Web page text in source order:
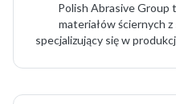
Polish Abrasive Group
materiałów ściernych
specjalizujący się w